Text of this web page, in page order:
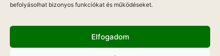
befolyásolhat bizonyos funkciókat és működéseket.
Elfogadom
ADATKEZELÉSI NYILATKOZAT